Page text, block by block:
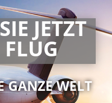
JETZT
GANZE WELT